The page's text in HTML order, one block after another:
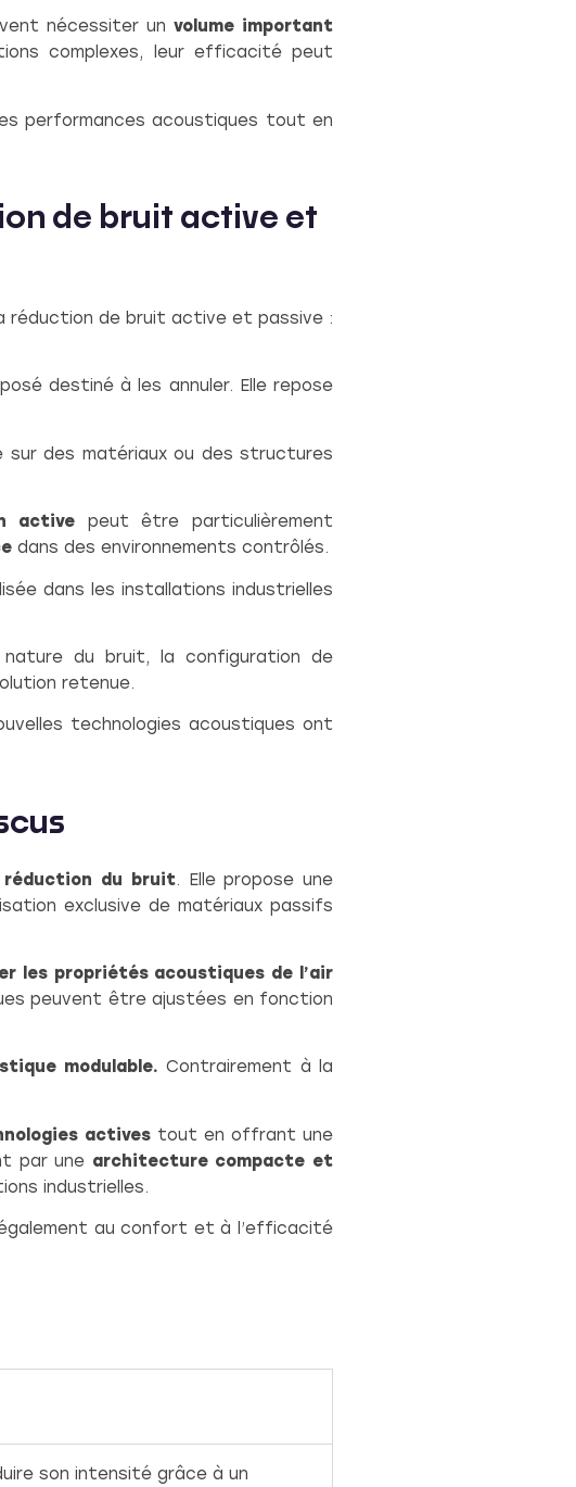
nécessiter un volume important
complexes, leur efficacité peut
performances acoustiques tout en
de bruit active et
réduction de bruit active et passive :
destiné à les annuler. Elle repose
sur des matériaux ou des structures
active peut être particulièrement
dans des environnements contrôlés.
dans les installations industrielles
du bruit, la configuration de
retenue.
technologies acoustiques ont
réduction du bruit. Elle propose une
exclusive de matériaux passifs
les propriétés acoustiques de l’air
peuvent être ajustées en fonction
modulable.Contrairement à la
actives tout en offrant une
par une architecture compacte et
industrielles.
au confort et à l’efficacité
son intensité grâce à un